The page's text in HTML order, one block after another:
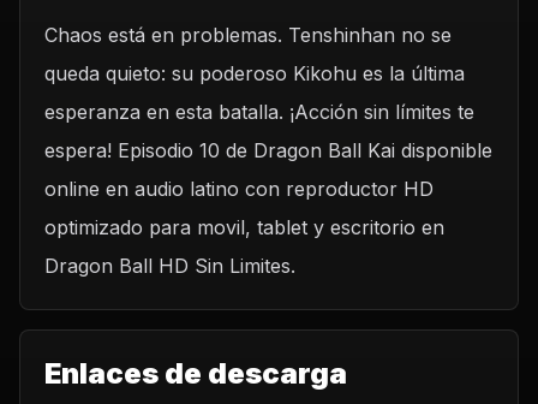
Chaos está en problemas. Tenshinhan no se
queda quieto: su poderoso Kikohu es la última
esperanza en esta batalla. ¡Acción sin límites te
espera! Episodio 10 de Dragon Ball Kai disponible
online en audio latino con reproductor HD
optimizado para movil, tablet y escritorio en
Dragon Ball HD Sin Limites.
Enlaces de descarga